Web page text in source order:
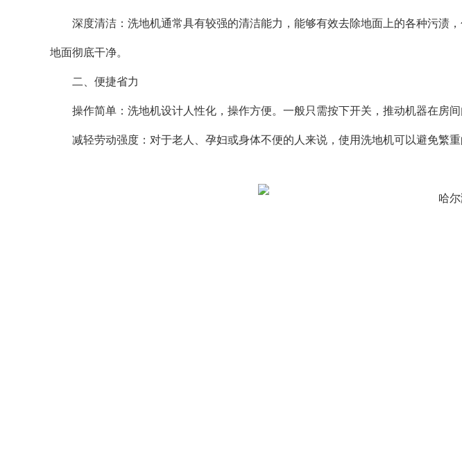
深度清洁：洗地机通常具有较强的清洁能力，能够有效去除地面上的各种污渍
地面彻底干净。
二、便捷省力
操作简单：洗地机设计人性化，操作方便。一般只需按下开关，推动机器在房间
减轻劳动强度：对于老人、孕妇或身体不便的人来说，使用洗地机可以避免繁重